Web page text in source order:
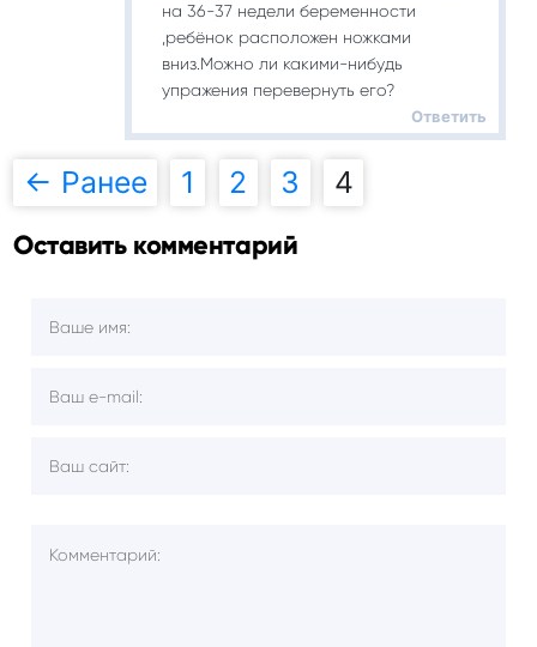
на 36-37 недели беременности
,ребёнок расположен ножками
вниз.Можно ли какими-нибудь
упражения перевернуть его?
Ответить
Навигация
комментариям
← Ранее 1 2 3 4
Оставить комментарий